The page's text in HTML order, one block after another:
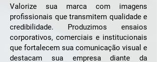
Valorize sua marca com imagens
profissionais que transmitem qualidade e
credibilidade. Produzimos ensaios
corporativos, comerciais e institucionais
que fortalecem sua comunicação visual e
destacam sua empresa diante da